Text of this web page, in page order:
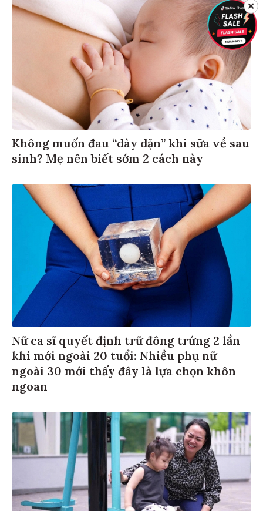
Không muốn đau “dày dặn” khi sữa về sau
sinh? Mẹ nên biết sớm 2 cách này
Nữ ca sĩ quyết định trữ đông trứng 2 lần
khi mới ngoài 20 tuổi: Nhiều phụ nữ
ngoài 30 mới thấy đây là lựa chọn khôn
ngoan
✕